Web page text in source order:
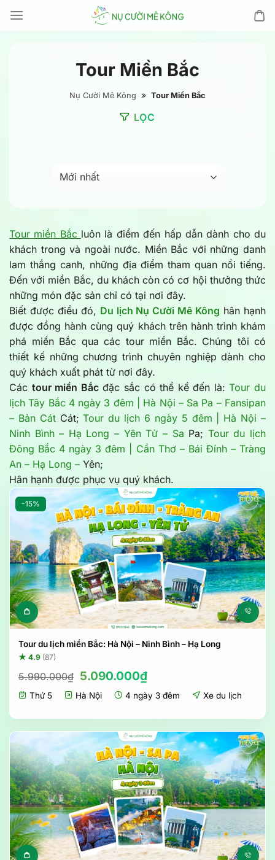
đến
Tour Miền Bắc
Nụ Cười Mê Kông » Tour Miền Bắc
LỌC
Tour miền Bắc luôn là điểm đến hấp dẫn dành cho du
khách trong và ngoài nước. Miền Bắc với những danh
lam thắng canh, những địa điểm tham quan nổi tiếng.
Đến với miền Bắc, du khách còn có cơ hội thưởng thức
những món đặc sản chỉ có tại nơi đây.
Biết được điều đó, Du lịch Nụ Cười Mê Kông hân hạnh
được đồng hành cùng quý khách trên hành trình khám
phá miền Bắc qua các tour miền Bắc. Chúng tôi có
thiết kế những chương trình chuyên nghiệp dành cho
quý khách xuất phát từ nơi đây.
Các tour miền Bắcđặc sắc có thể kể đến là:Tour du
lịch Tây Bắc 4 ngày 3 đêm | Hà Nội – Sa Pa – Fansipan
– Bản Cát Cát;Tour du lịch 6 ngày 5 đêm | Hà Nội –
Ninh Bình – Hạ Long – Yên Tử – Sa Pa; Tour du lịch
Đông Bắc 4 ngày 3 đêm | Cần Thơ – Bái Đính – Tràng
An – Hạ Long – Yên;
Hân hạnh được phục vụ quý khách.
-15%
Tour du lịch miền Bắc: Hà Nội – Ninh Bình – Hạ Long
★ 4.9 (87)
5.990.000₫ Giá
là:
5.090.000₫Giá
hiện
tại
5.090.000₫.
Thứ 5 Hà Nội 4 ngày 3 đêm Xe du lịch